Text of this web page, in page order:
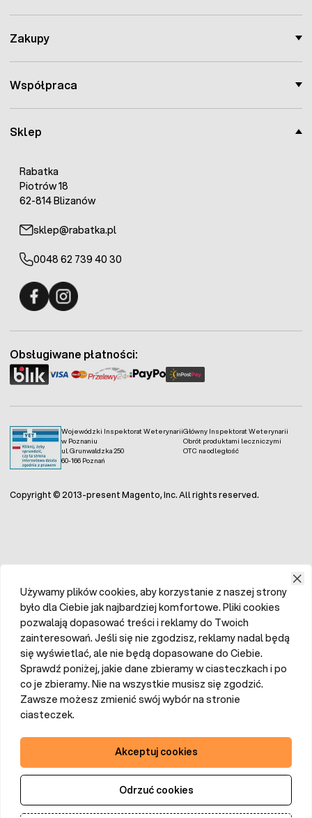
Sklep
Rabatka
Piotrów 18
62-814 Blizanów
sklep@rabatka.pl
0048 62 739 40 30
Zakupy
Współpraca
Wojewódzki Inspektorat Weterynarii
w Poznaniu
ul. Grunwaldzka 250
60-166 Poznań
Główny Inspektorat Weterynarii
Obrót produktami leczniczymi
OTC na odległość
Obsługiwane płatności:
Copyright © 2013-present Magento, Inc. All rights reserved.
Używamy plików cookies, aby korzystanie z naszej strony
było dla Ciebie jak najbardziej komfortowe. Pliki cookies
pozwalają dopasować treści i reklamy do Twoich
zainteresowań. Jeśli się nie zgodzisz, reklamy nadal będą
się wyświetlać, ale nie będą dopasowane do Ciebie.
Sprawdź poniżej, jakie dane zbieramy w ciasteczkach i po
co je zbieramy. Nie na wszystkie musisz się zgodzić.
Zawsze możesz zmienić swój wybór na stronie
ciasteczek.
Akceptuj cookies
Odrzuć cookies